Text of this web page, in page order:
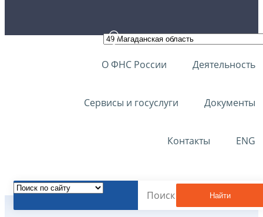
О ФНС России Деятельность
Сервисы и госуслуги Документы
Контакты ENG
Найти